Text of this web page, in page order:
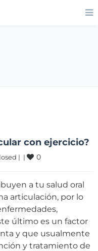
con ejercicio?
| | 0
a tu salud oral
articulación, por lo
último es un factor
y que usualmente
y tratamiento de